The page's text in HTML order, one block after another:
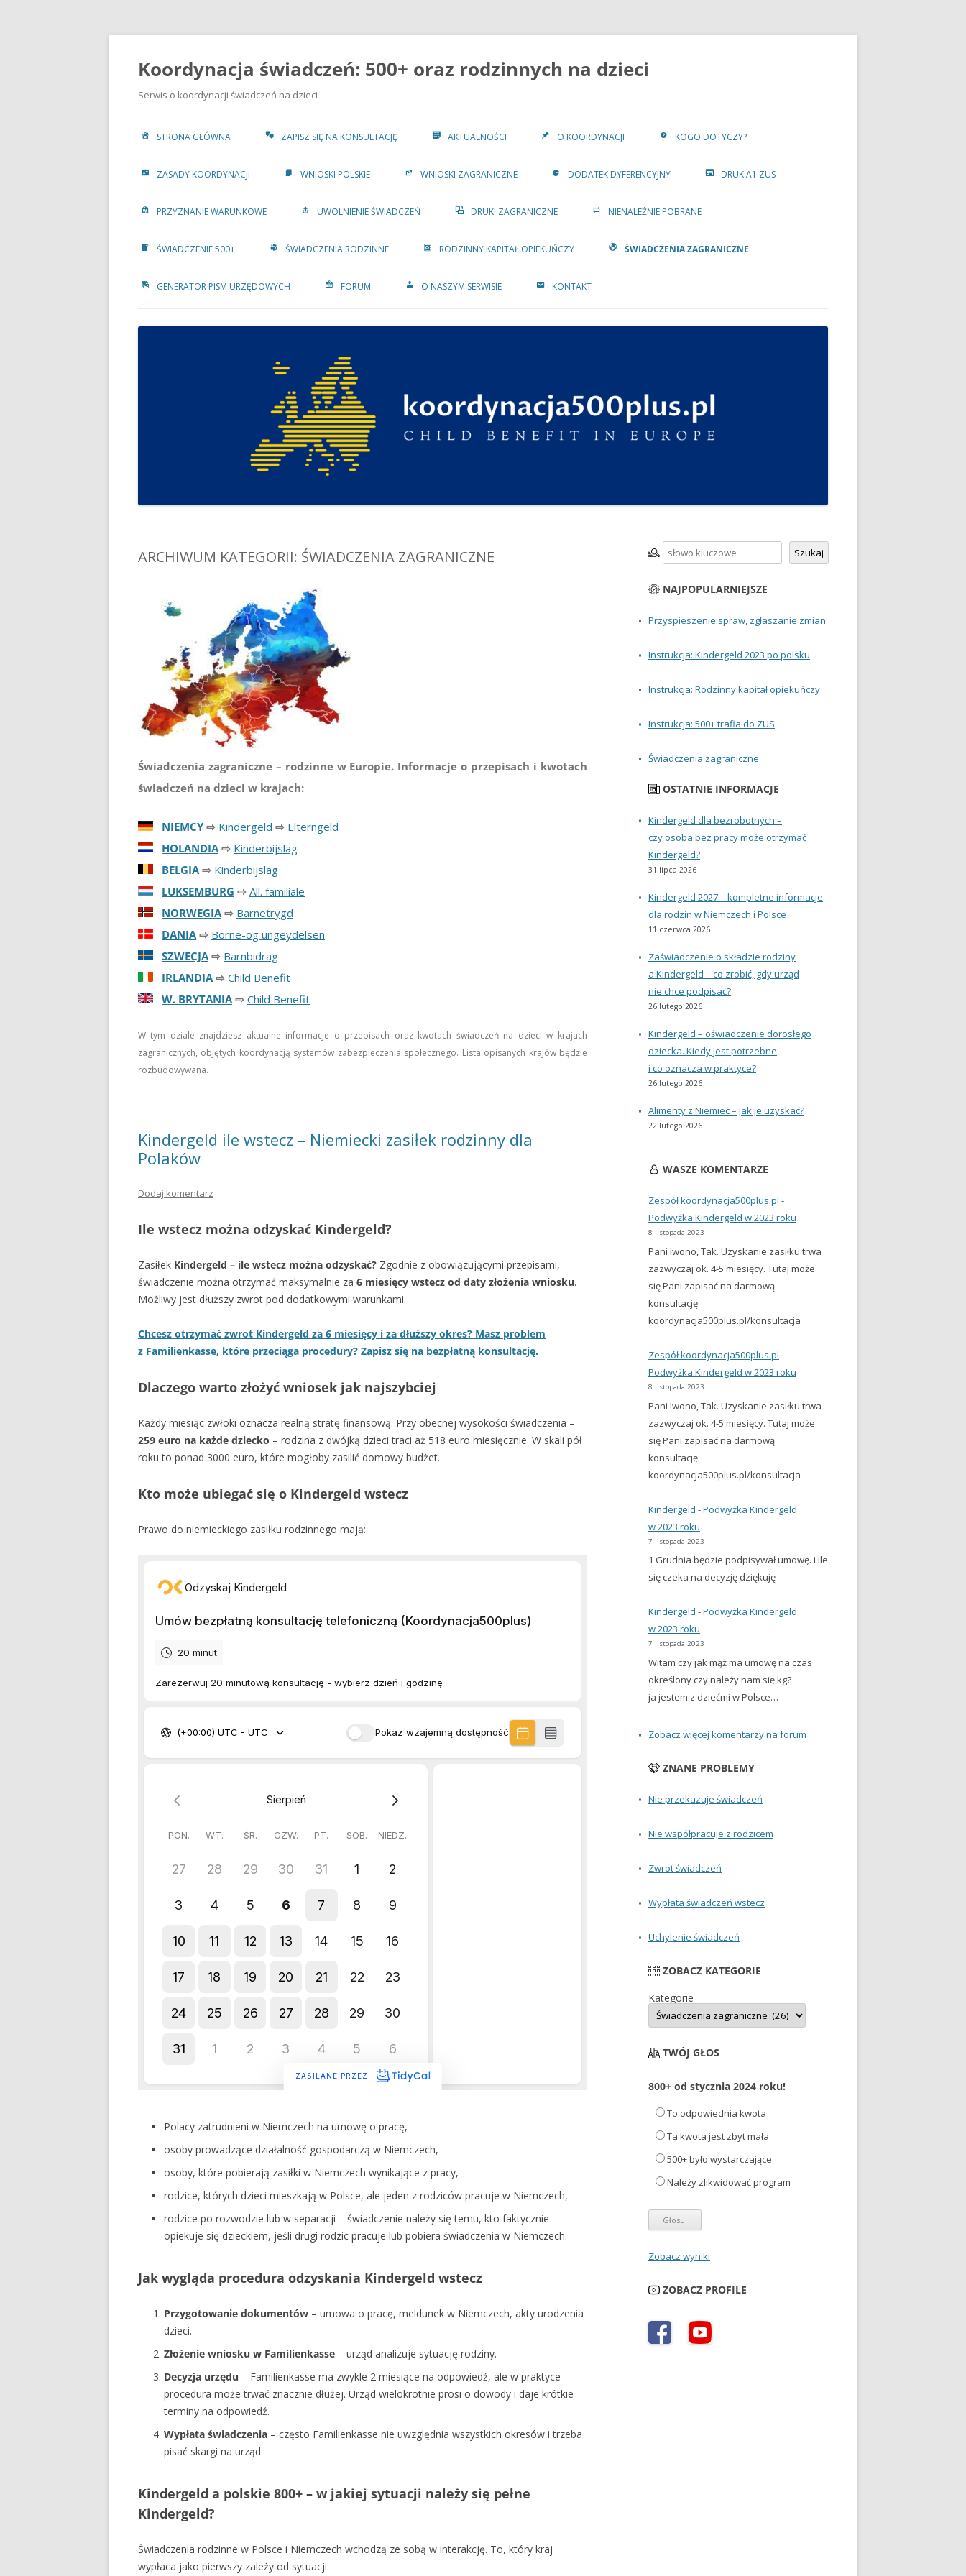
Przejdź
Koordynacja świadczeń: 500+ oraz rodzinnych na dzieci
Serwis o koordynacji świadczeń na dzieci
STRONA GŁÓWNA ZAPISZ SIĘ NA KONSULTACJĘ AKTUALNOŚCI O KOORDYNACJI KOGO DOTYCZY?
ZASADY KOORDYNACJI WNIOSKI POLSKIE WNIOSKI ZAGRANICZNE DODATEK DYFERENCYJNY DRUK A1 ZUS
PRZYZNANIE WARUNKOWE UWOLNIENIE ŚWIADCZEŃ DRUKI ZAGRANICZNE NIENALEŻNIE POBRANE
ŚWIADCZENIE 500+ ŚWIADCZENIA RODZINNE RODZINNY KAPITAŁ OPIEKUŃCZY ŚWIADCZENIA ZAGRANICZNE
GENERATOR PISM URZĘDOWYCH FORUM O NASZYM SERWISIE KONTAKT
ARCHIWUM KATEGORII: ŚWIADCZENIA ZAGRANICZNE
Świadczenia zagraniczne – rodzinne w Europie. Informacje o przepisach i kwotach
świadczeń na dzieci w krajach:
NIEMCY ⇨ Kindergeld ⇨ Elterngeld
HOLANDIA ⇨ Kinderbijslag
BELGIA ⇨ Kinderbijslag
LUKSEMBURG ⇨ All. familiale
NORWEGIA⇨ Barnetrygd
DANIA ⇨ Borne-og ungeydelsen
SZWECJA ⇨ Barnbidrag
IRLANDIA⇨ Child Benefit
W. BRYTANIA ⇨ Child Benefit
W tym dziale znajdziesz aktualne informacje o przepisach oraz kwotach świadczeń na dzieci w krajach
zagranicznych, objętych koordynacją systemów zabezpieczenia społecznego. Lista opisanych krajów będzie
rozbudowywana.
Kindergeld ile wstecz – Niemiecki zasiłek rodzinny dla
Polaków
Dodaj komentarz
Ile wstecz można odzyskać Kindergeld?
Zasiłek Kindergeld – ile wstecz można odzyskać? Zgodnie z obowiązującymi przepisami,
świadczenie można otrzymać maksymalnie za 6 miesięcy wstecz od daty złożenia wniosku.
Możliwy jest dłuższy zwrot pod dodatkowymi warunkami.
Chcesz otrzymać zwrot Kindergeld za 6 miesięcy i za dłuższy okres? Masz problem
z Familienkasse, które przeciąga procedury? Zapisz się na bezpłatną konsultację.
Dlaczego warto złożyć wniosek jak najszybciej
Każdy miesiąc zwłoki oznacza realną stratę finansową. Przy obecnej wysokości świadczenia –
259 euro na każde dziecko – rodzina z dwójką dzieci traci aż 518 euro miesięcznie. W skali pół
roku to ponad 3000 euro, które mogłoby zasilić domowy budżet.
Kto może ubiegać się o Kindergeld wstecz
Prawo do niemieckiego zasiłku rodzinnego mają:
Polacy zatrudnieni w Niemczech na umowę o pracę,
osoby prowadzące działalność gospodarczą w Niemczech,
osoby, które pobierają zasiłki w Niemczech wynikające z pracy,
rodzice, których dzieci mieszkają w Polsce, ale jeden z rodziców pracuje w Niemczech,
rodzice po rozwodzie lub w separacji – świadczenie należy się temu, kto faktycznie
opiekuje się dzieckiem, jeśli drugi rodzic pracuje lub pobiera świadczenia w Niemczech.
Jak wygląda procedura odzyskania Kindergeld wstecz
Przygotowanie dokumentów – umowa o pracę, meldunek w Niemczech, akty urodzenia
dzieci.
Złożenie wniosku w Familienkasse – urząd analizuje sytuację rodziny.
Decyzja urzędu – Familienkasse ma zwykle 2 miesiące na odpowiedź, ale w praktyce
procedura może trwać znacznie dłużej. Urząd wielokrotnie prosi o dowody i daje krótkie
terminy na odpowiedź.
Wypłata świadczenia – często Familienkasse nie uwzględnia wszystkich okresów i trzeba
pisać skargi na urząd.
Kindergeld a polskie 800+ – w jakiej sytuacji należy się pełne
Kindergeld?
Świadczenia rodzinne w Polsce i Niemczech wchodzą ze sobą w interakcję. To, który kraj
wypłaca jako pierwszy zależy od sytuacji:
Szukaj Szukaj
NAJPOPULARNIEJSZE
Przyspieszenie spraw, zgłaszanie zmian
Instrukcja: Kindergeld 2023 po polsku
Instrukcja: Rodzinny kapitał opiekuńczy
Instrukcja: 500+ trafia do ZUS
Świadczenia zagraniczne
OSTATNIE INFORMACJE
Kindergeld dla bezrobotnych –
czy osoba bez pracy może otrzymać
Kindergeld?
31 lipca 2026
Kindergeld 2027 – kompletne informacje
dla rodzin w Niemczech i Polsce
11 czerwca 2026
Zaświadczenie o składzie rodziny
a Kindergeld – co zrobić, gdy urząd
nie chce podpisać?
26 lutego 2026
Kindergeld – oświadczenie dorosłego
dziecka. Kiedy jest potrzebne
i co oznacza w praktyce?
26 lutego 2026
Alimenty z Niemiec – jak je uzyskać?
22 lutego 2026
WASZE KOMENTARZE
Zespół koordynacja500plus.pl -
Podwyżka Kindergeld w 2023 roku
8 listopada 2023
Pani Iwono, Tak. Uzyskanie zasiłku trwa
zazwyczaj ok. 4-5 miesięcy. Tutaj może
się Pani zapisać na darmową
konsultację:
koordynacja500plus.pl/konsultacja
Zespół koordynacja500plus.pl -
Podwyżka Kindergeld w 2023 roku
8 listopada 2023
Pani Iwono, Tak. Uzyskanie zasiłku trwa
zazwyczaj ok. 4-5 miesięcy. Tutaj może
się Pani zapisać na darmową
konsultację:
koordynacja500plus.pl/konsultacja
Kindergeld -Podwyżka Kindergeld
w 2023 roku
7 listopada 2023
1 Grudnia będzie podpisywał umowę. i ile
się czeka na decyzję dziękuję
Kindergeld -Podwyżka Kindergeld
w 2023 roku
7 listopada 2023
Witam czy jak mąż ma umowę na czas
określony czy należy nam się kg?
ja jestem z dziećmi w Polsce…
Zobacz więcej komentarzy na forum
ZNANE PROBLEMY
Nie przekazuje świadczeń
Nie współpracuje z rodzicem
Zwrot świadczeń
Wypłata świadczeń wstecz
Uchylenie świadczeń
ZOBACZ KATEGORIE
Kategorie
TWÓJ GŁOS
800+ od stycznia 2024 roku!
To odpowiednia kwota
Ta kwota jest zbyt mała
500+ było wystarczające
Należy zlikwidować program
Zobacz wyniki
ZOBACZ PROFILE